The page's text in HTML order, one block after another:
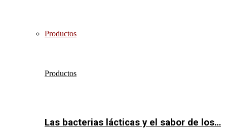
Productos
Productos
Las bacterias lácticas y el sabor de los…